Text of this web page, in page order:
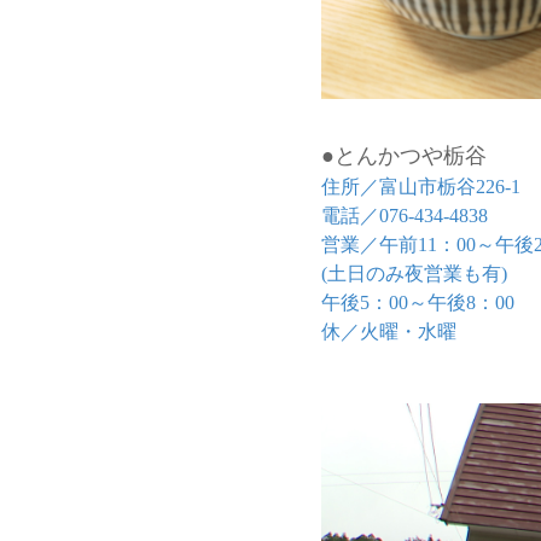
●とんかつや栃谷
住所／富山市栃谷226-1
電話／076-434-4838
営業／午前11：00～午後
(土日のみ夜営業も有)
午後5：00～午後8：00
休／火曜・水曜